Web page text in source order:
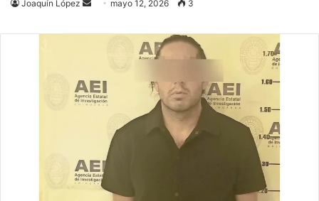
Joaquín López
Send
email
mayo 12, 2026 3